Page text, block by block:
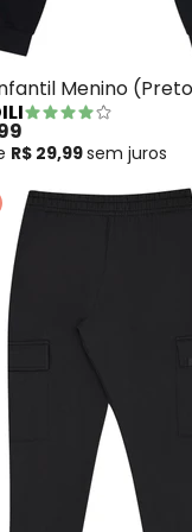
em Moletom
Menino
R$ 29,99sem juros